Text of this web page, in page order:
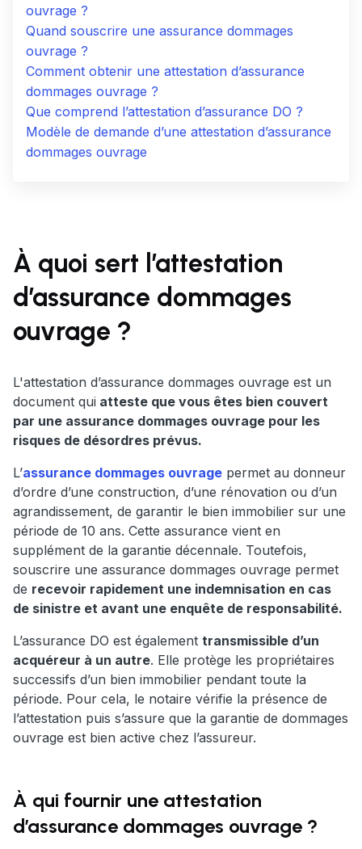
ouvrage ?
Quand souscrire une assurance dommages
ouvrage ?
Comment obtenir une attestation d’assurance
dommages ouvrage ?
Que comprend l’attestation d’assurance DO ?
Modèle de demande d’une attestation d’assurance
dommages ouvrage
À quoi sert l’attestation
d’assurance dommages
ouvrage ?
L'attestation d’assurance dommages ouvrage est un
document qui atteste que vous êtes bien couvert
par une assurance dommages ouvrage pour les
risques de désordres prévus.
L’assurance dommages ouvrage permet au donneur
d’ordre d’une construction, d’une rénovation ou d’un
agrandissement, de garantir le bien immobilier sur une
période de 10 ans. Cette assurance vient en
supplément de la garantie décennale. Toutefois,
souscrire une assurance dommages ouvrage permet
de recevoir rapidement une indemnisation en cas
de sinistre et avant une enquête de responsabilité.
L’assurance DO est également transmissible d’un
acquéreur à un autre. Elle protège les propriétaires
successifs d’un bien immobilier pendant toute la
période. Pour cela, le notaire vérifie la présence de
l’attestation puis s’assure que la garantie de dommages
ouvrage est bien active chez l’assureur.
À qui fournir une attestation
d’assurance dommages ouvrage ?